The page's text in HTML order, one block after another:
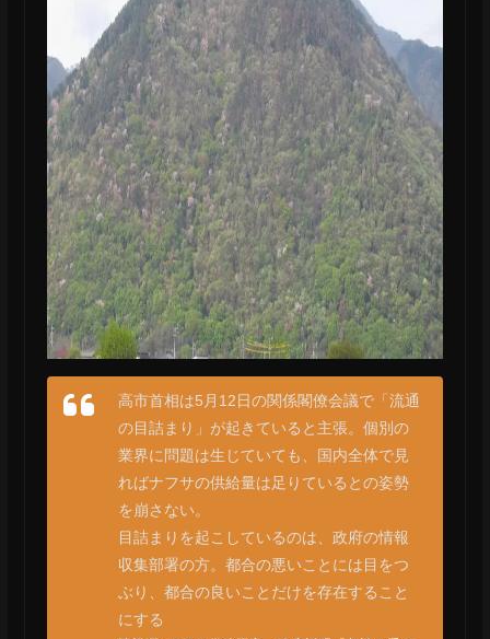
高市首相は5月12日の関係閣僚会議で「流通
の目詰まり」が起きていると主張。個別の
業界に問題は生じていても、国内全体で見
ればナフサの供給量は足りているとの姿勢
を崩さない。
目詰まりを起こしているのは、政府の情報
収集部署の方。都合の悪いことには目をつ
ぶり、都合の良いことだけを存在すること
にする